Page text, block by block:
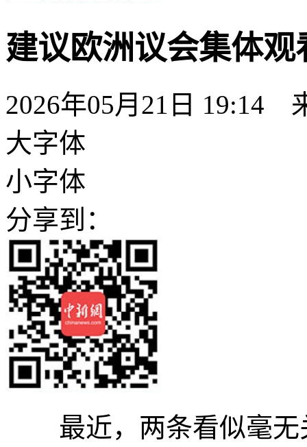
建议欧洲议会集体
2026年05月21日 19:14
大字体
小字体
分享到：
最近，两条看似毫无